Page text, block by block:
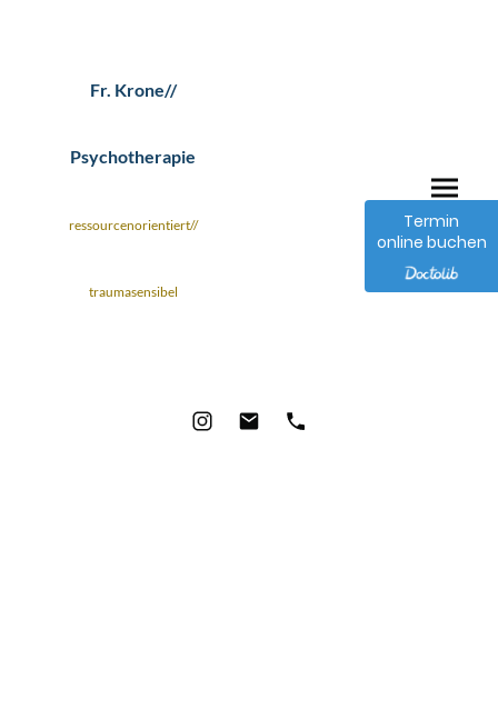
Fr. Krone//
Psychotherapie
ressourcenorientiert//
traumasensibel
Termin
online buchen